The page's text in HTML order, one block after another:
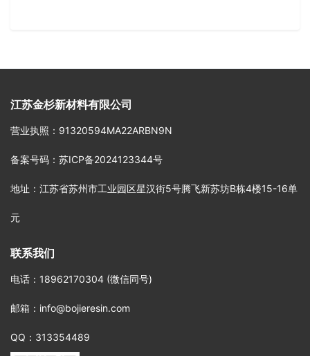
江苏金杉新材料有限公司
营业执照 ：91320594MA22ARBN9N
备案号码 ： 苏ICP备2024123344号
地址 ：江苏省苏州市工业园区星汉街5号腾飞新苏坊B栋4楼15-16单
元
联系我们
电话 ：18962170304 (微信同号)
邮箱 ：info@bojieresin.com
QQ：313354489